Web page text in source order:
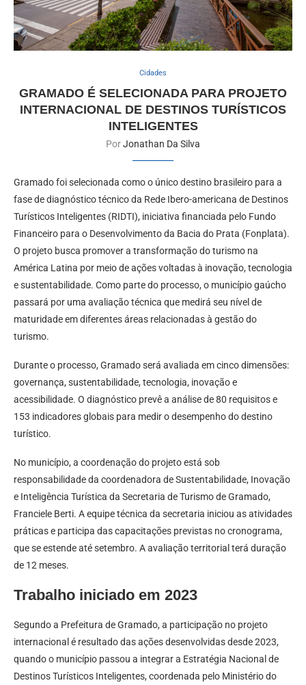
Cidades
GRAMADO É SELECIONADA PARA PROJETO
INTERNACIONAL DE DESTINOS TURÍSTICOS
INTELIGENTES
PorJonathan Da Silva
Gramado foi selecionada como o único destino brasileiro para a
fase de diagnóstico técnico da Rede Ibero-americana de Destinos
Turísticos Inteligentes (RIDTI), iniciativa financiada pelo Fundo
Financeiro para o Desenvolvimento da Bacia do Prata (Fonplata).
O projeto busca promover a transformação do turismo na
América Latina por meio de ações voltadas à inovação, tecnologia
e sustentabilidade. Como parte do processo, o município gaúcho
passará por uma avaliação técnica que medirá seu nível de
maturidade em diferentes áreas relacionadas à gestão do
turismo.
Durante o processo, Gramado será avaliada em cinco dimensões:
governança, sustentabilidade, tecnologia, inovação e
acessibilidade. O diagnóstico prevê a análise de 80 requisitos e
153 indicadores globais para medir o desempenho do destino
turístico.
No município, a coordenação do projeto está sob
responsabilidade da coordenadora de Sustentabilidade, Inovação
e Inteligência Turística da Secretaria de Turismo de Gramado,
Franciele Berti. A equipe técnica da secretaria iniciou as atividades
práticas e participa das capacitações previstas no cronograma,
que se estende até setembro. A avaliação territorial terá duração
de 12 meses.
Trabalho iniciado em 2023
Segundo a Prefeitura de Gramado, a participação no projeto
internacional é resultado das ações desenvolvidas desde 2023,
quando o município passou a integrar a Estratégia Nacional de
Destinos Turísticos Inteligentes, coordenada pelo Ministério do